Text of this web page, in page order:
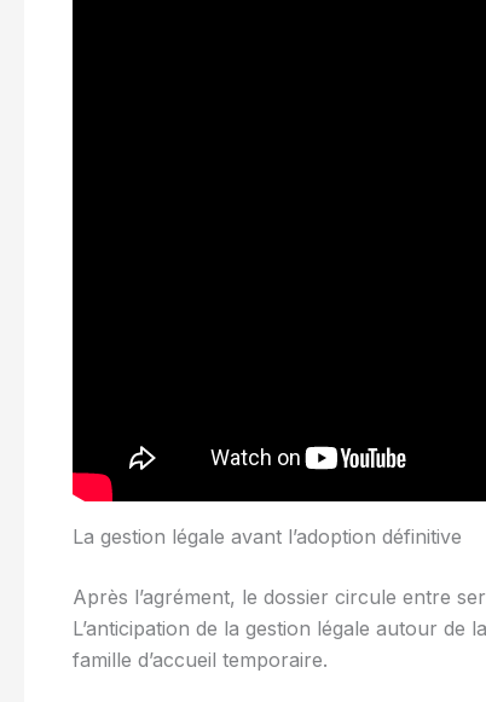
La gestion légale avant l’adoption définitive
Après l’agrément, le dossier circule entre
L’anticipation de la gestion légale autour de
famille d’accueil temporaire.